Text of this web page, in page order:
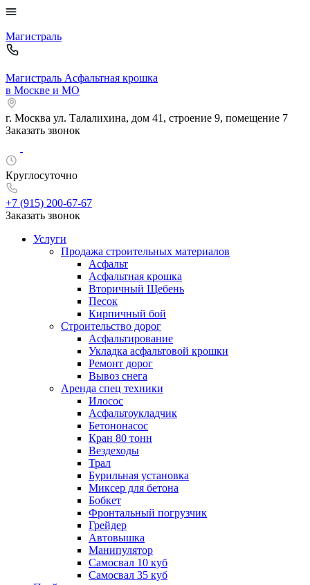
Магистраль
Магистраль Асфальтная крошка
в Москве и МО
г. Москва ул. Талалихина, дом 41, строение 9, помещение 7
Заказать звонок
Круглосуточно
+7 (915) 200-67-67
Заказать звонок
Услуги
Продажа строительных материалов
Асфальт
Асфальтная крошка
Вторичный Щебень
Песок
Кирпичный бой
Строительство дорог
Асфальтирование
Укладка асфальтовой крошки
Ремонт дорог
Вывоз снега
Аренда спец техники
Илосос
Асфальтоукладчик
Бетононасос
Кран 80 тонн
Вездеходы
Трал
Бурильная установка
Миксер для бетона
Бобкет
Фронтальный погрузчик
Грейдер
Автовышка
Манипулятор
Самосвал 10 куб
Самосвал 35 куб